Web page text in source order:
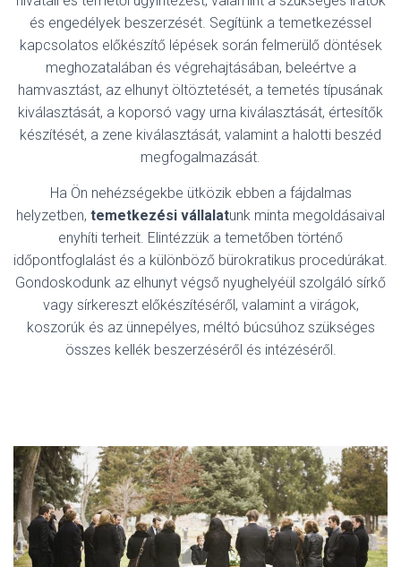
és engedélyek beszerzését. Segítünk a temetkezéssel
kapcsolatos előkészítő lépések során felmerülő döntések
meghozatalában és végrehajtásában, beleértve a
hamvasztást, az elhunyt öltöztetését, a temetés típusának
kiválasztását, a koporsó vagy urna kiválasztását, értesítők
készítését, a zene kiválasztását, valamint a halotti beszéd
megfogalmazását.
Ha Ön nehézségekbe ütközik ebben a fájdalmas
helyzetben, temetkezési vállalatunk minta megoldásaival
enyhíti terheit. Elintézzük a temetőben történő
időpontfoglalást és a különböző bürokratikus procedúrákat.
Gondoskodunk az elhunyt végső nyughelyéül szolgáló sírkő
vagy sírkereszt előkészítéséről, valamint a virágok,
koszorúk és az ünnepélyes, méltó búcsúhoz szükséges
összes kellék beszerzéséről és intézéséről.